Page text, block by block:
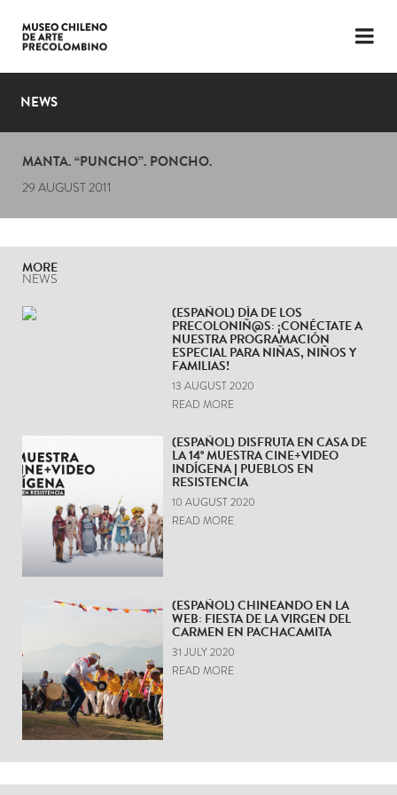
LANGUAGE
PLAN YOUR VISIT
EXHIBITIONS
THE MUSEUM
NEWS
NEWS
MANTA. “PUNCHO”. PONCHO.
29 AUGUST 2011
MORE
NEWS
(ESPAÑOL) DÍA DE LOS
PRECOLONIÑ@S: ¡CONÉCTATE A
NUESTRA PROGRAMACIÓN
ESPECIAL PARA NIÑAS, NIÑOS Y
FAMILIAS!
13 AUGUST 2020
READ MORE
(ESPAÑOL) DISFRUTA EN CASA DE
LA 14° MUESTRA CINE+VIDEO
INDÍGENA | PUEBLOS EN
RESISTENCIA
10 AUGUST 2020
READ MORE
(ESPAÑOL) CHINEANDO EN LA
WEB: FIESTA DE LA VIRGEN DEL
CARMEN EN PACHACAMITA
31 JULY 2020
READ MORE